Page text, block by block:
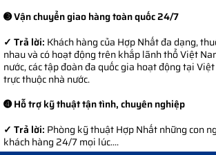
➌ Vận chuyển giao hàng toàn quốc 24/7
✓ Trả lời: Khách hàng của Hợp Nhất đa dạng,
nhau và có hoạt động trên khắp lãnh thổ Việt
nước, các tập đoàn đa quốc gia hoạt động tại
trực thuộc nhà nước.
➍ Hỗ trợ kỹ thuật tận tình, chuyên nghiệp
✓ Trả lời: Phòng kỹ thuật Hợp Nhất những con
khách hàng 24/7 mọi lúc....